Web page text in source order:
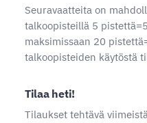
Seuravaatteita on
talkoopisteillä 5
maksimissaan 20
talkoopisteiden käytöstä
Tilaa heti!
Tilaukset tehtävä